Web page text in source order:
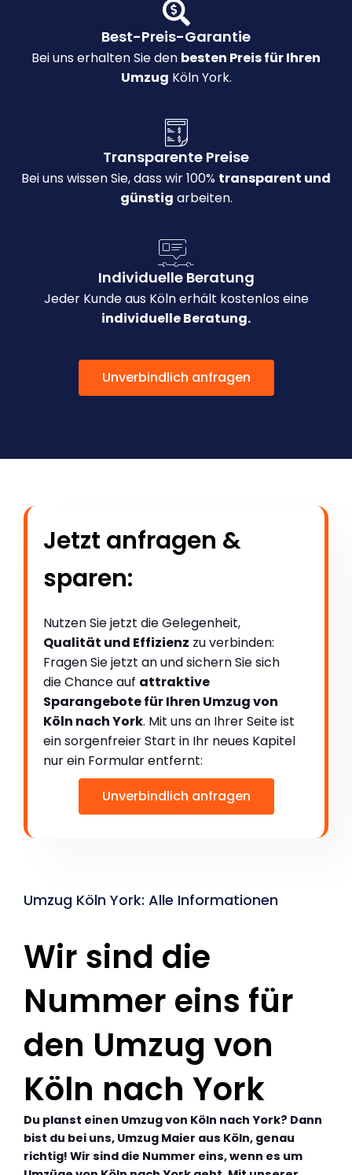
Best-Preis-Garantie
Bei uns erhalten Sie den besten Preis für Ihren
Umzug Köln York.
Transparente Preise
Bei uns wissen Sie, dass wir 100% transparent und
günstig arbeiten.
Individuelle Beratung
Jeder Kunde aus Köln erhält kostenlos eine
individuelle Beratung.
Unverbindlich anfragen
Jetzt anfragen &
sparen:
Nutzen Sie jetzt die Gelegenheit,
Qualität und Effizienz zu verbinden:
Fragen Sie jetzt an und sichern Sie sich
die Chance auf attraktive
Sparangebote für Ihren Umzug von
Köln nach York. Mit uns an Ihrer Seite ist
ein sorgenfreier Start in Ihr neues Kapitel
nur ein Formular entfernt:
Unverbindlich anfragen
Umzug Köln York: Alle Informationen
Wir sind die
Nummer eins für
den Umzug von
Köln nach York
Du planst einen Umzug von Köln nach York? Dann
bist du bei uns, Umzug Maier aus Köln, genau
richtig! Wir sind die Nummer eins, wenn es um